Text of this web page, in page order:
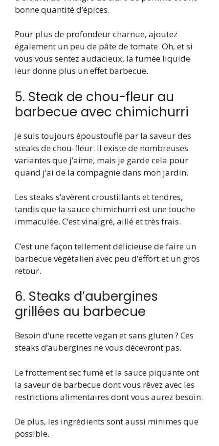
bonne quantité d’épices.
Pour plus de profondeur charnue, ajoutez
également un peu de pâte de tomate. Oh, et si
vous vous sentez audacieux, la fumée liquide
leur donne plus un effet barbecue.
5. Steak de chou-fleur au
barbecue avec chimichurri
Je suis toujours époustouflé par la saveur des
steaks de chou-fleur. Il existe de nombreuses
variantes que j’aime, mais je garde cela pour
quand j’ai de la compagnie dans mon jardin.
Les steaks s’avèrent croustillants et tendres,
tandis que la sauce chimichurri est une touche
immaculée. C’est vinaigré, aillé et très frais.
C’est une façon tellement délicieuse de faire un
barbecue végétalien avec peu d’effort et un gros
retour.
6. Steaks d’aubergines
grillées au barbecue
Besoin d’une recette vegan et sans gluten ? Ces
steaks d’aubergines ne vous décevront pas.
Le frottement sec fumé et la sauce piquante ont
la saveur de barbecue dont vous rêvez avec les
restrictions alimentaires dont vous aurez besoin.
De plus, les ingrédients sont aussi minimes que
possible.